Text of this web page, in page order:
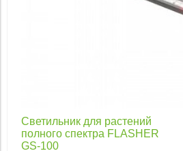
Светильник для растений
полного спектра FLASHER
GS-100